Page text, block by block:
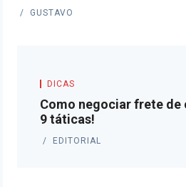
GUSTAVO
DICAS
Como negociar frete de
9 táticas!
EDITORIAL